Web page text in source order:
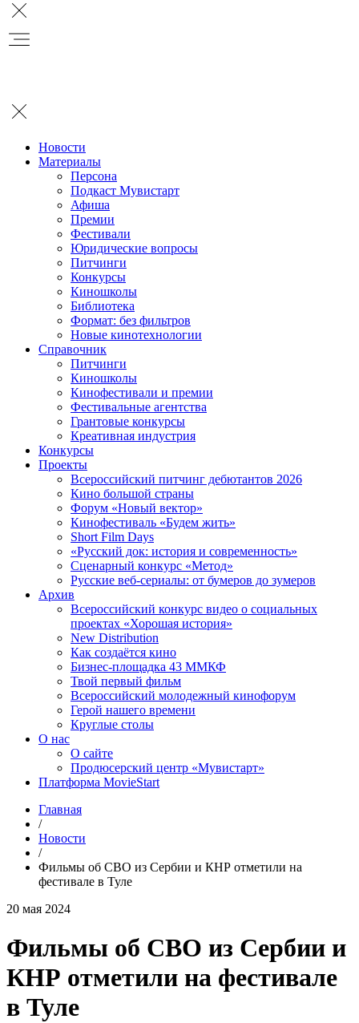
Новости
Материалы
Персона
Подкаст Мувистарт
Афиша
Премии
Фестивали
Юридические вопросы
Питчинги
Конкурсы
Киношколы
Библиотека
Формат: без фильтров
Новые кинотехнологии
Справочник
Питчинги
Киношколы
Кинофестивали и премии
Фестивальные агентства
Грантовые конкурсы
Креативная индустрия
Конкурсы
Проекты
Всероссийский питчинг дебютантов 2026
Кино большой страны
Форум «Новый вектор»
Кинофестиваль «Будем жить»
Short Film Days
«Русский док: история и современность»
Сценарный конкурс «Метод»
Русские веб-сериалы: от бумеров до зумеров
Архив
Всероссийский конкурс видео о социальных
проектах «Хорошая история»
New Distribution
Как создаётся кино
Бизнес-площадка 43 ММКФ
Твой первый фильм
Всероссийский молодежный кинофорум
Герой нашего времени
Круглые столы
О нас
О сайте
Продюсерский центр «Мувистарт»
Платформа MovieStart
Главная
/
Новости
/
Фильмы об СВО из Сербии и КНР отметили на
фестивале в Туле
20 мая 2024
Фильмы об СВО из Сербии и
КНР отметили на фестивале
в Туле